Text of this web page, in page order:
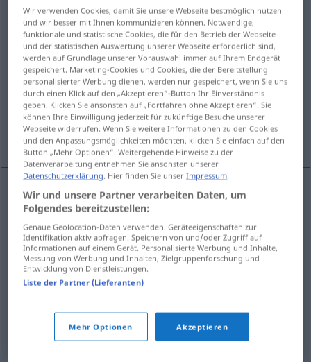
padrino [paˈðrino]m
Übersicht aller Übersetzungen
(Für mehr Details die Übersetzung anklicken/antippen)
Taufpate, Brautführer, Sekundant, Gönner,
Patenonkel
Trauzeuge, Beschützer
Taufpatem padrinobautizo
Patenonkelm padrinobautizo
Brautführerm padrinoboda
Sekundantm padrinoduelo
Wir verwenden Cookies, damit Sie unsere Webseite bestmöglich nutzen
und wir besser mit Ihnen kommunizieren können. Notwendige,
funktionale und statistische Cookies, die für den Betrieb der Webseite
und der statistischen Auswertung unserer Webseite erforderlich sind,
werden auf Grundlage unserer Vorauswahl immer auf Ihrem Endgerät
gespeichert. Marketing-Cookies und Cookies, die der Bereitstellung
personalisierter Werbung dienen, werden nur gespeichert, wenn Sie uns
durch einen Klick auf den „Akzeptieren“-Button Ihr Einverständnis
geben. Klicken Sie ansonsten auf „Fortfahren ohne Akzeptieren“. Sie
können Ihre Einwilligung jederzeit für zukünftige Besuche unserer
Webseite widerrufen. Wenn Sie weitere Informationen zu den Cookies
und den Anpassungsmöglichkeiten möchten, klicken Sie einfach auf den
Button „Mehr Optionen“. Weitergehende Hinweise zu der
Datenverarbeitung entnehmen Sie ansonsten unserer
Datenschutzerklärung. Hier finden Sie unserImpressum.
Wir und unsere Partner verarbeiten Daten, um
Folgendes bereitzustellen:
Genaue Geolocation-Daten verwenden. Geräteeigenschaften zur
Identifikation aktiv abfragen. Speichern von und/oder Zugriff auf
Informationen auf einem Gerät. Personalisierte Werbung und Inhalte,
Messung von Werbung und Inhalten, Zielgruppenforschung und
Entwicklung von Dienstleistungen.
Liste der Partner (Lieferanten)
Mehr Optionen Akzeptieren